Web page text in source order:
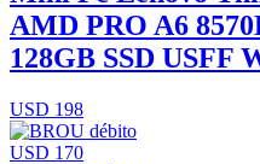
AMD PRO A6
128GB SSD USFF
USD 198
USD 170